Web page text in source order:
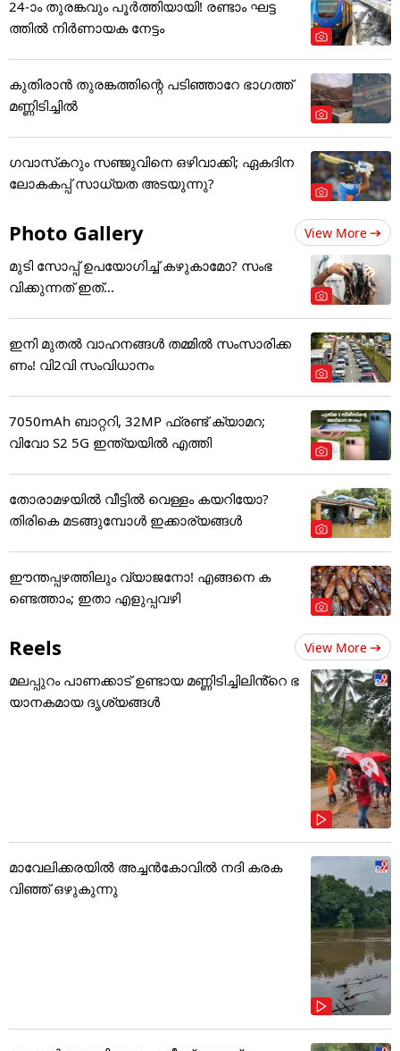
24-ാം തുരങ്കവും പൂർത്തിയായി! രണ്ടാം ഘട്ട
ത്തിൽ നിർണായക നേട്ടം
കുതിരാൻ തുരങ്കത്തിന്റെ പടിഞ്ഞാറേ ഭാഗത്ത്
മണ്ണിടിച്ചിൽ
ഗവാസ്‌കറും സഞ്ജുവിനെ ഒഴിവാക്കി; ഏകദിന
ലോകകപ്പ് സാധ്യത അടയുന്നു?
Photo Gallery View More
മുടി സോപ്പ് ഉപയോഗിച്ച് കഴുകാമോ? സംഭ
വിക്കുന്നത് ഇത്...
ഇനി മുതൽ വാഹനങ്ങൾ തമ്മിൽ സംസാരിക്ക
ണം! വി2വി സംവിധാനം
7050mAh ബാറ്ററി, 32MP ഫ്രണ്ട് ക്യാമറ;
വിവോ S2 5G ഇന്ത്യയിൽ എത്തി
തോരാമഴയിൽ വീട്ടിൽ വെള്ളം കയറിയോ?
തിരികെ മടങ്ങുമ്പോൾ ഇക്കാര്യങ്ങൾ
ഈന്തപ്പഴത്തിലും വ്യാജനോ! എങ്ങനെ ക
ണ്ടെത്താം; ഇതാ എളുപ്പവഴി
Reels View More
മലപ്പുറം പാണക്കാട് ഉണ്ടായ മണ്ണിടിച്ചിലിൻ്റെ ഭ
യാനകമായ ദൃശ്യങ്ങൾ
മാവേലിക്കരയിൽ അച്ചൻകോവിൽ നദി കരക
വിഞ്ഞ് ഒഴുകുന്നു